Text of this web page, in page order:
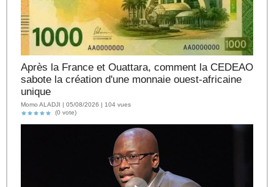
Après la France et Ouattara, comment la CEDEAO
sabote la création d'une monnaie ouest-africaine
unique
Momo ALADJI | 05/08/2026 | 104 vues
(0 vote)